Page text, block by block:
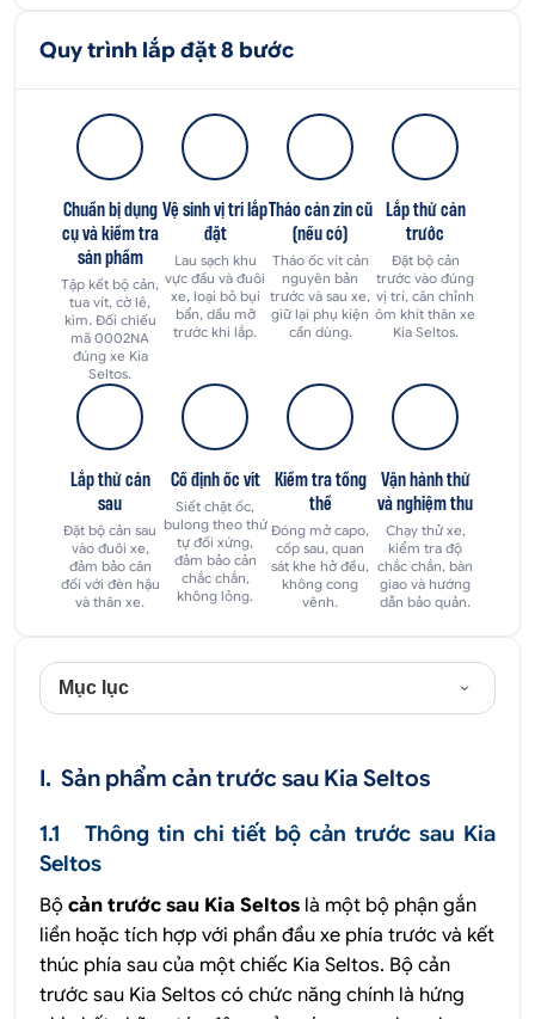
Quy trình lắp đặt 8 bước
Chuẩn bị dụng
cụ và kiểm tra
sản phẩm
Tập kết bộ cản,
tua vít, cờ lê,
kìm. Đối chiếu
mã 0002NA
đúng xe Kia
Seltos.
Vệ sinh vị trí lắp
đặt
Lau sạch khu
vực đầu và đuôi
xe, loại bỏ bụi
bẩn, dầu mỡ
trước khi lắp.
Tháo cản zin cũ
(nếu có)
Tháo ốc vít cản
nguyên bản
trước và sau xe,
giữ lại phụ kiện
cần dùng.
Lắp thử cản
trước
Đặt bộ cản
trước vào đúng
vị trí, căn chỉnh
ôm khít thân xe
Kia Seltos.
Lắp thử cản
sau
Đặt bộ cản sau
vào đuôi xe,
đảm bảo cân
đối với đèn hậu
và thân xe.
Cố định ốc vít
Siết chặt ốc,
bulong theo thứ
tự đối xứng,
đảm bảo cản
chắc chắn,
không lỏng.
Kiểm tra tổng
thể
Đóng mở capo,
cốp sau, quan
sát khe hở đều,
không cong
vênh.
Vận hành thử
và nghiệm thu
Chạy thử xe,
kiểm tra độ
chắc chắn, bàn
giao và hướng
dẫn bảo quản.
Mục lục
I. Sản phẩm cản trước sau Kia Seltos
1.1 Thông tin chi tiết bộ cản trước sau Kia
Seltos
Bộ cản trước sau Kia Seltos là một bộ phận gắn
liền hoặc tích hợp với phần đầu xe phía trước và kết
thúc phía sau của một chiếc Kia Seltos. Bộ cản
trước sau Kia Seltos có chức năng chính là hứng